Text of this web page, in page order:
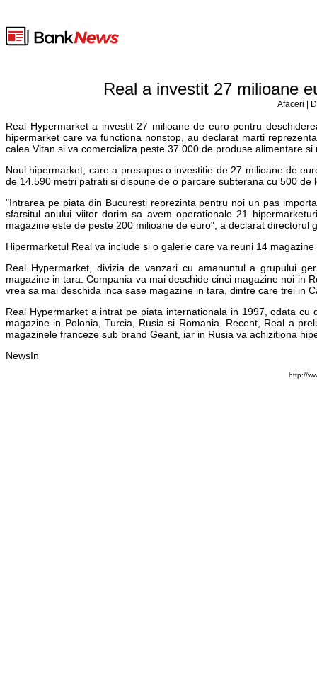
Real a investit 27 milioane
Afaceri |
Real Hypermarket a investit 27 milioane de euro pentru
hipermarket care va functiona nonstop, au declarat marti
calea Vitan si va comercializa peste 37.000 de produse alimentare
Noul hipermarket, care a presupus o investitie de 27 milioane de
de 14.590 metri patrati si dispune de o parcare subterana cu 500
"Intrarea pe piata din Bucuresti reprezinta pentru noi un pas
sfarsitul anului viitor dorim sa avem operationale 21
magazine este de peste 200 milioane de euro", a declarat directorul
Hipermarketul Real va include si o galerie care va reuni 14
Real Hypermarket, divizia de vanzari cu amanuntul a grupului
magazine in tara. Compania va mai deschide cinci magazine noi in
vrea sa mai deschida inca sase magazine in tara, dintre care trei in
Real Hypermarket a intrat pe piata internationala in 1997, odata
magazine in Polonia, Turcia, Rusia si Romania. Recent, Real a
magazinele franceze sub brand Geant, iar in Rusia va achizitiona
NewsIn
http://